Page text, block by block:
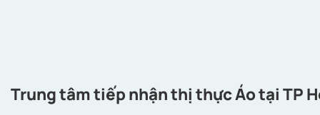
Trung tâm tiếp nhận thị thựcÁotại TP